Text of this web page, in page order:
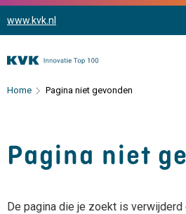
www.kvk.nl
Home Pagina niet gevonden
Pagina niet
De pagina die je zoekt is